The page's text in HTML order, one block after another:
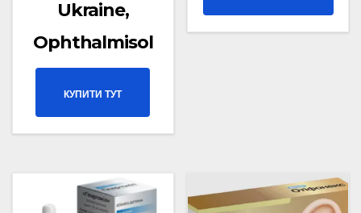
Ukraine,
Ophthalmisol
КУПИТИ ТУТ